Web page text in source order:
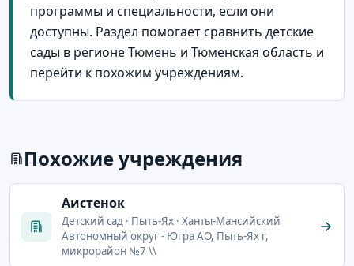
программы и специальности, если они
доступны. Раздел помогает сравнить детские
сады в регионе Тюмень и Тюменская область и
перейти к похожим учреждениям.
Похожие учреждения
Аистенок
Детский сад · Пыть-Ях · Ханты-Мансийский
Автономный округ - Югра АО, Пыть-Ях г,
микрорайон №7 \\